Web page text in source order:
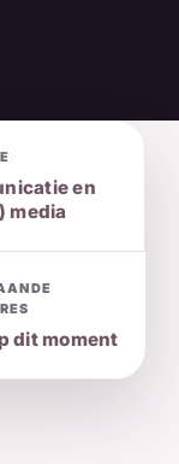
en
media
dit moment